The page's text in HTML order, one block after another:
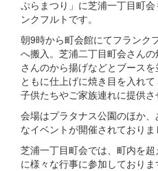
ぷらまつり」に芝浦一丁目町
ンクフルトです。
朝9時から町会館にてフランク
へ搬入。芝浦二丁目町会さん
さんのから揚げなどとブース
ともに仕上げに焼き目を入れ
子供たちやご家族連れに提供さ
会場はプラタナス公園のほか
なイベントが開催されておりま
芝浦一丁目町会では、町内を
に様々な行事に参加しておりま